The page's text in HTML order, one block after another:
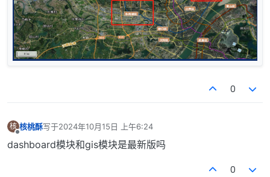
0
核 核桃酥写于2024年10月15日 上午6:24
最后由 编辑
dashboard模块和gis模块是最新版吗
0